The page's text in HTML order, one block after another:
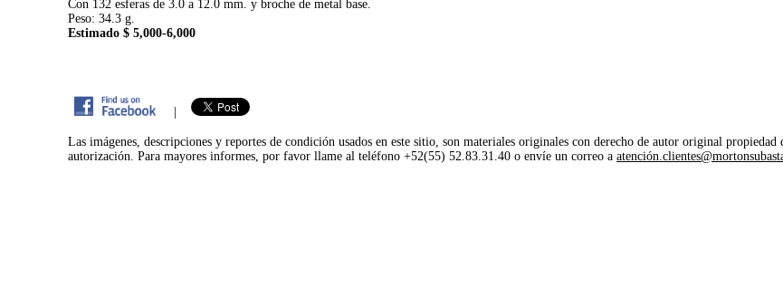
Con 132 esferas de 3.0 a 12.0 mm. y broche de metal base.
Peso: 34.3 g.
Estimado $ 5,000-6,000
|
Las imágenes, descripciones y reportes de condición usados en este sitio, son materiales originales con derecho de autor original
autorización. Para mayores informes, por favor llame al teléfono +52(55) 52.83.31.40 o envíe un correo a